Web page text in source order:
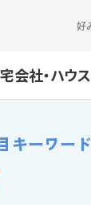
好
会社・ハウ
キーワード